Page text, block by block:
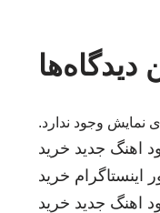
دیدگاه‌ها
نمایش وجود ندارد.
اهنگ جدید خرید
اینستاگرام خرید
اهنگ جدید خرید